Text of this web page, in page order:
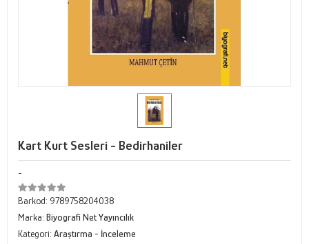
Kart Kurt Sesleri - Bedirhaniler
-
Barkod: 9789758204038
Marka: Biyografi Net Yayıncılık
Kategori: Araştırma - İnceleme